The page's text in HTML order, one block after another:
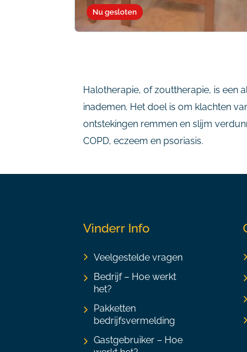
Nu gesloten
Halotherapie, of zouttherapie, is een
inademen. Het doel is om klachten
ontstekingen remmen en slijm
COPD, eczeem en psoriasis.
Vinderr Info
Veelgestelde vragen
Bedrijf – Hoe werkt
het?
Pakketten
bedrijfsvermelding
Gastgebruiker – Hoe